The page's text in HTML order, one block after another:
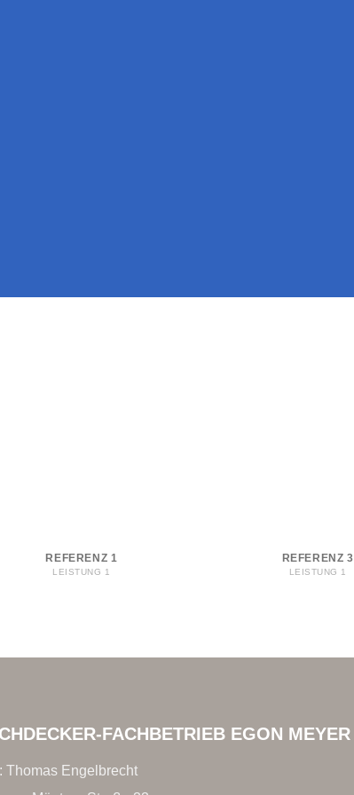
REFERENZ 1
LEISTUNG 1
REFERENZ 3
LEISTUNG 1
FACHBETRIEB EGON MEYER
Thomas Engelbrecht